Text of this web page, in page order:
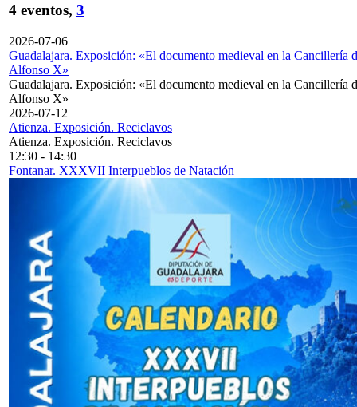
4 eventos, 3
2026-07-06
Guadalajara. Exposición: «El documento medieval en la Cancillería
Alfonso X»
Guadalajara. Exposición: «El documento medieval en la Cancillería
Alfonso X»
2026-07-12
Atienza. Exposición. Reciclavos
Atienza. Exposición. Reciclavos
12:30 - 14:30
Fontanar. XXXVII Interpueblos de Natación